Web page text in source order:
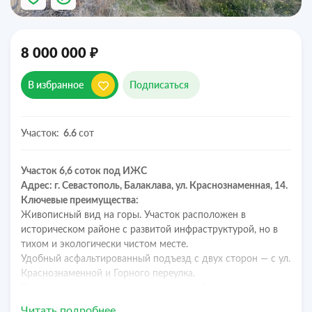
8 000 000 ₽
В избранное Подписаться
Участок: 6.6 сот
Участок 6,6 соток под ИЖС
Адрес: г. Севастополь, Балаклава, ул. Краснознаменная, 14.
Ключевые преимущества:
Живописный вид на горы. Участок расположен в
историческом районе с развитой инфраструктурой, но в
тихом и экологически чистом месте.
Удобный асфальтированный подъезд с двух сторон — с ул.
Краснознаменной и Горного переулка.